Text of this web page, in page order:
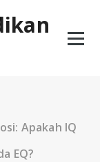
Apakah IQ
EQ?